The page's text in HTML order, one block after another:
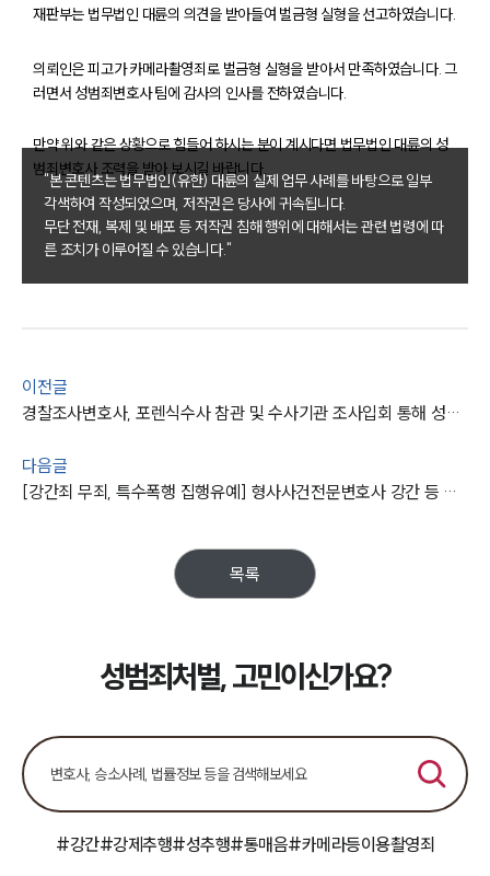
글로벌 파트너 로펌
고객의 소리
주요 업무사례
사례분석/최신동향
고객후기
업무분야
전체
재판부는 법무법인 대륜의 의견을 받아들여 벌금형 실형을 선고하였습니다.
의뢰인은 피고가 카메라촬영죄로 벌금형 실형을 받아서 만족하였습니다. 그
러면서 성범죄변호사 팀에 감사의 인사를 전하였습니다.
만약 위와 같은 상황으로 힘들어 하시는 분이 계시다면 법무법인 대륜의 성
범죄변호사 조력을 받아 보시길 바랍니다.
"본 콘텐츠는 법무법인(유한) 대륜의 실제 업무 사례를 바탕으로 일부
각색하여 작성되었으며, 저작권은 당사에 귀속됩니다.
무단 전재, 복제 및 배포 등 저작권 침해 행위에 대해서는 관련 법령에 따
른 조치가 이루어질 수 있습니다."
이전글
경찰조사변호사, 포렌식수사 참관 및 수사기관 조사입회 통해 성관계영상 촬영 불송치 받음
다음글
[강간죄 무죄, 특수폭행 집행유예] 형사사건전문변호사 강간 등 다수 혐의 각 무죄, 집행유예 받아내
목록
성범죄처벌, 고민이신가요?
#강간#강제추행#성추행#통매음#카메라등이용촬영죄